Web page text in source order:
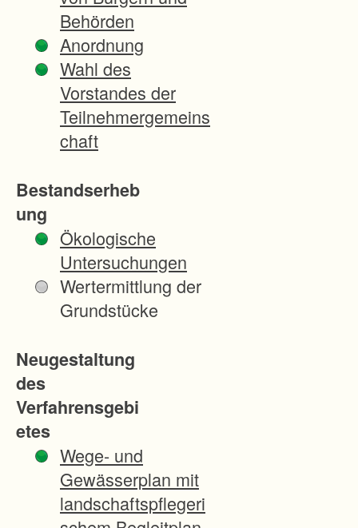
Behörden
Anordnung
Wahl des
Vorstandes der
Teilnehmergemeins
chaft
Bestandserheb
ung
Ökologische
Untersuchungen
Wertermittlung der
Grundstücke
Neugestaltung
des
Verfahrensgebi
etes
Wege- und
Gewässerplan mit
landschaftspflegeri